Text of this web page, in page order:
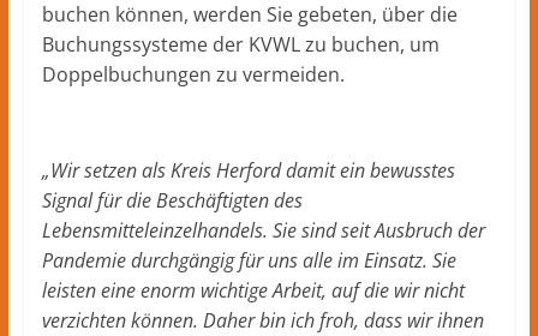
buchen können, werden Sie gebeten, über die
Buchungssysteme der KVWL zu buchen, um
Doppelbuchungen zu vermeiden.
„Wir setzen als Kreis Herford damit ein bewusstes
Signal für die Beschäftigten des
Lebensmitteleinzelhandels. Sie sind seit Ausbruch der
Pandemie durchgängig für uns alle im Einsatz. Sie
leisten eine enorm wichtige Arbeit, auf die wir nicht
verzichten können. Daher bin ich froh, dass wir ihnen